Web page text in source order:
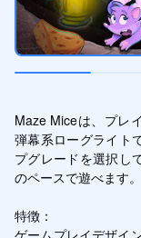
Maze Miceは、プレ
弾幕系ローグライト
プグレードを選択し
のペースで遊べます。
特徴：
ゲームプレイデザイ